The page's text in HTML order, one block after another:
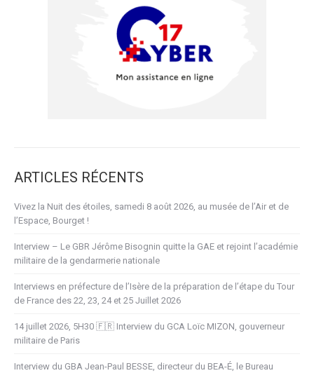
ARTICLES RÉCENTS
Vivez la Nuit des étoiles, samedi 8 août 2026, au musée de l’Air et de
l’Espace, Bourget !
Interview – Le GBR Jérôme Bisognin quitte la GAE et rejoint l’académie
militaire de la gendarmerie nationale
Interviews en préfecture de l’Isère de la préparation de l’étape du Tour
de France des 22, 23, 24 et 25 Juillet 2026
14 juillet 2026, 5H30 🇫🇷 Interview du GCA Loïc MIZON, gouverneur
militaire de Paris
Interview du GBA Jean-Paul BESSE, directeur du BEA-É, le Bureau